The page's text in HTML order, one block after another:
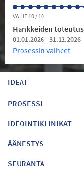
VAIHE 10 / 10
Hankkeiden toteutus
01.01.2026 - 31.12.2026
Prosessin vaiheet
IDEAT
PROSESSI
IDEOINTIKLINIKAT
ÄÄNESTYS
SEURANTA